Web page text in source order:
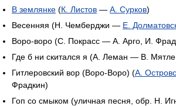
В землянке (К. Листов — А. Сурков)
Весенняя (Н. Чемберджи — Е.
Воро-воро (С. Покрасс — А. Арго, И.
Где б ни скитался я (А. Леман — В.
Гитлеровский вор (Воро-Воро) (А.
Фрадкин)
Гоп со смыком (уличная песня, обр. Н.